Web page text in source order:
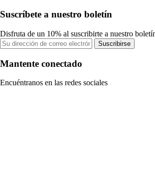
Suscríbete a nuestro boletín
Disfruta de un 10% al suscribirte a nuestro
Suscribirse
Mantente conectado
Encuéntranos en las redes sociales